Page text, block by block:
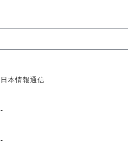
日本情報通信
-
-